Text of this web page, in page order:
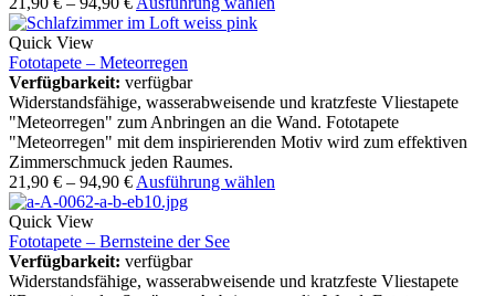
Quick View
Fototapete – Meteorregen
Verfügbarkeit: verfügbar
Widerstandsfähige, wasserabweisende und kratzfeste Vliestapete
"Meteorregen" zum Anbringen an die Wand. Fototapete
"Meteorregen" mit dem inspirierenden Motiv wird zum effektiven
Zimmerschmuck jeden Raumes.
21,90 € – 94,90 € Ausführung wählen
Quick View
Fototapete – Bernsteine der See
Verfügbarkeit: verfügbar
Widerstandsfähige, wasserabweisende und kratzfeste Vliestapete